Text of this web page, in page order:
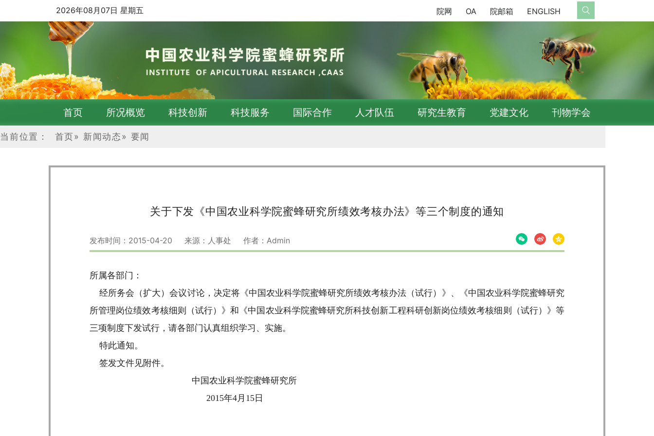
2026年08月07日 星期五 院网 OA 院邮箱 ENGLISH
首页 所况概览 科技创新 科技服务 国际合作 人才队伍 研究生教育 党建文化 刊物学会
当前位置： 首页» 新闻动态» 要闻
关于下发《中国农业科学院蜜蜂研究所绩效考核办法》等三个制度的通知
发布时间：2015-04-20 来源：人事处 作者：Admin
所属各部门：
经所务会（扩大）会议讨论，决定将《中国农业科学院蜜蜂研究所绩效考核办法（试行）》、《中国农业科学院蜜蜂研究
所管理岗位绩效考核细则（试行）》和《中国农业科学院蜜蜂研究所科技创新工程科研创新岗位绩效考核细则（试行）》等
三项制度下发试行，请各部门认真组织学习、实施。
特此通知。
签发文件见附件。
中国农业科学院蜜蜂研究所
2015年4月15日